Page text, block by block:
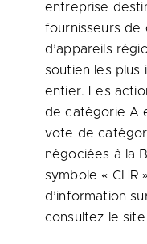
entreprise
fournisseurs de
d’appareils
soutien les plus
entier. Les
de catégorie A
vote de
négociées à la
symbole « CHR
d’information
consultez le site